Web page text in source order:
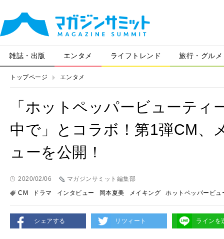
雑誌・出版 エンタメ ライフトレンド 旅行・グルメ
トップページ エンタメ
「ホットペッパービューティ
中で」とコラボ！第1弾CM、
ューを公開！
2020/02/06
マガジンサミット編集部
CM
ドラマ インタビュー 岡本夏美 メイキング ホットペッパービュ
シェアする リツィート ラインを